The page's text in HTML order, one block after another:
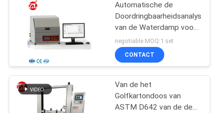
Trek het Testen
Machine
33
Automatische de
Doordringbaarheidsanalysator
van de Waterdamp voor
Film, Aluminiumfolie
negotiable MOQ:1 set
CONTACT
Van de het
Golfkartondoos van
ASTM D642 van de de